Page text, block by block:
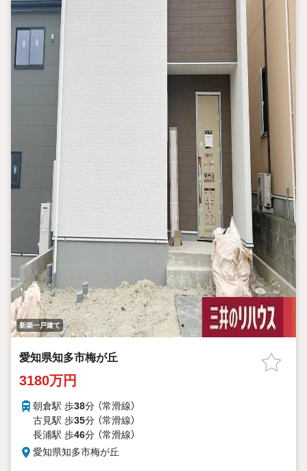
新築一戸建て
愛知県知多市梅が丘
3180万円
朝倉駅 歩38分 （常滑線）
古見駅 歩35分 （常滑線）
長浦駅 歩46分 （常滑線）
愛知県知多市梅が丘